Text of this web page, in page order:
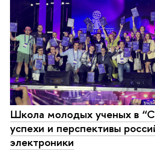
Школа молодых ученых в
успехи и перспективы
электроники